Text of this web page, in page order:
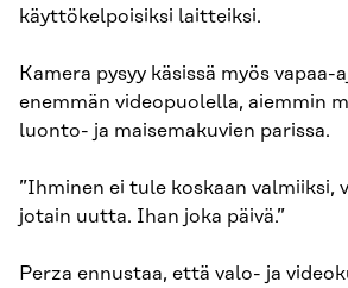
käyttökelpoisiksi laitteiksi.
Kamera pysyy käsissä myös vapaa-
enemmän videopuolella, aiemmin
luonto- ja maisemakuvien parissa.
”Ihminen ei tule koskaan valmiiksi,
jotain uutta. Ihan joka päivä.”
Perza ennustaa, että valo- ja